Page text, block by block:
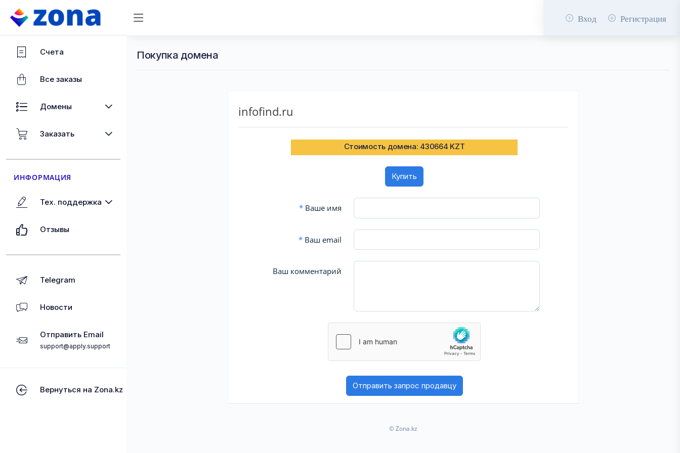
Вход Регистрация
Счета
Все заказы
Домены
Заказать
ИНФОРМАЦИЯ
Тех. поддержка
Отзывы
Telegram
Новости
Отправить Email
support@apply.support
Вернуться на Zona.kz
Покупка домена
infofind.ru
Стоимость домена: 430664 KZT
Купить
*Ваше имя
*Ваш email
Ваш комментарий
© Zona.kz